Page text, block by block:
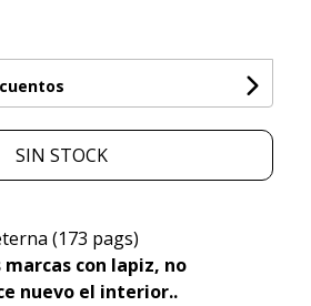
SIN STOCK
(173 pags)
con lapiz, no
nuevo el interior..